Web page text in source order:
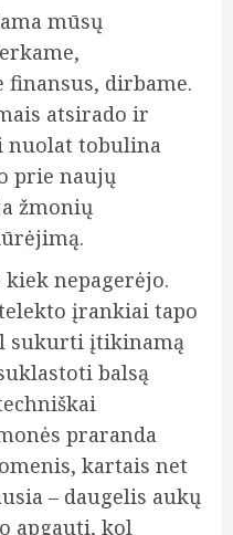
mūsų
finansus, dirbame.
atsirado ir
nuolat tobulina
prie naujų
žmonių
nepagerėjo.
įrankiai tapo
sukurti įtikinamą
balsą
praranda
kartais net
– daugelis aukų
apgauti, kol